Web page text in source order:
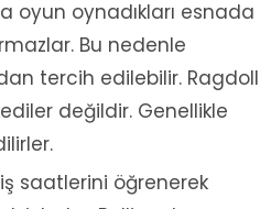
oyun oynadıkları esnada
Bu nedenle
tercih edilebilir. Ragdoll
değildir. Genellikle
saatlerini öğrenerek